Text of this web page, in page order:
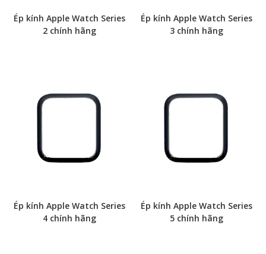
Ép kính Apple Watch Series
2 chính hãng
Ép kính Apple Watch Series
3 chính hãng
Ép kính Apple Watch Series
4 chính hãng
Ép kính Apple Watch Series
5 chính hãng